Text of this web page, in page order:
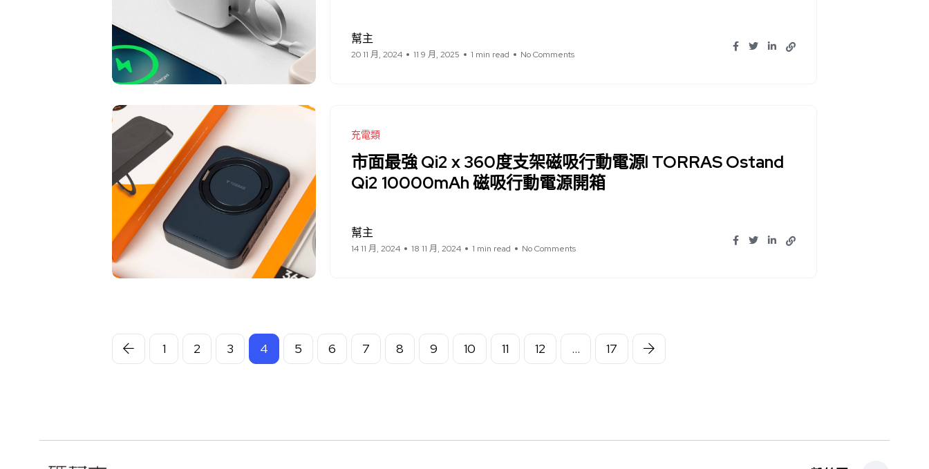
幫主
20 11 月, 2024 11 9 月, 2025 1 min read No Comments
充電類
市面最強 Qi2 x 360度支架磁吸行動電源l TORRAS Ostand
Qi2 10000mAh 磁吸行動電源開箱
幫主
14 11 月, 2024 18 11 月, 2024 1 min read No Comments
1 2 3 4 5 6 7 8 9 10 11 12 ... 17